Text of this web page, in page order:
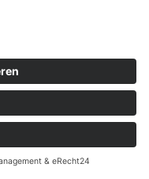
vor allem im
…